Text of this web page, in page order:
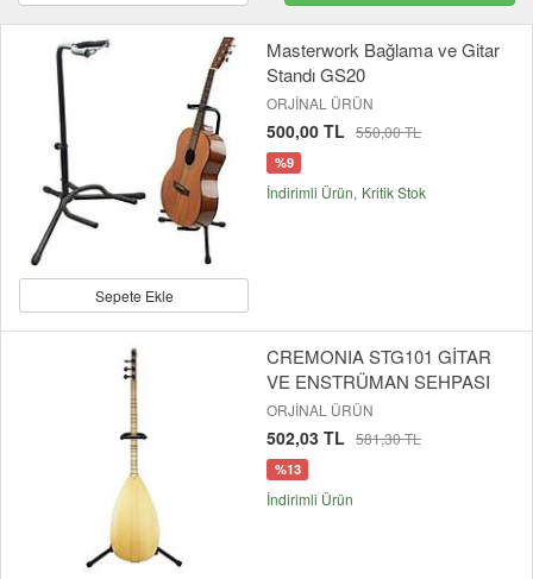
Sepete Ekle
Masterwork Bağlama ve Gitar
Standı GS20
ORJİNAL ÜRÜN
500,00 TL 550,00 TL
%9
İndirimli Ürün Kritik Stok
CREMONIA STG101 GİTAR
VE ENSTRÜMAN SEHPASI
ORJİNAL ÜRÜN
502,03 TL 581,30 TL
%13
İndirimli Ürün